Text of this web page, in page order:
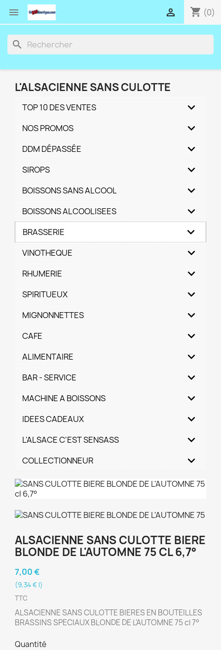
 shopping_cart (0)

search
L'ALSACIENNE SANS CULOTTE
TOP 10 DES VENTES
NOS PROMOS
DDM DÉPASSÉE
SIROPS
BOISSONS SANS ALCOOL
BOISSONS ALCOOLISEES
BRASSERIE
VINOTHEQUE
RHUMERIE
SPIRITUEUX
MIGNONNETTES
CAFE
ALIMENTAIRE
BAR - SERVICE
MACHINE A BOISSONS
IDEES CADEAUX
L'ALSACE C'EST SENSASS
COLLECTIONNEUR
ALSACIENNE SANS CULOTTE BIERE
BLONDE DE L'AUTOMNE 75 CL 6,7°
7,00 €
(9,34 € l)
TTC
ALSACIENNE SANS CULOTTE BIERES EN BOUTEILLES
BRASSINS SPECIAUX BLONDE DE L'AUTOMNE 75 cl 7°
Quantité